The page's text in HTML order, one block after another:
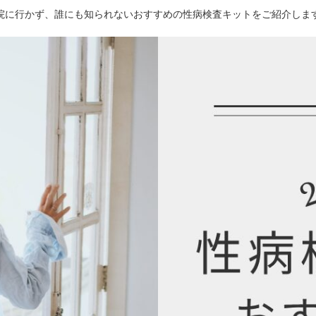
に行かず、誰にも知られないおすすめの性病検査キットをご紹介しま